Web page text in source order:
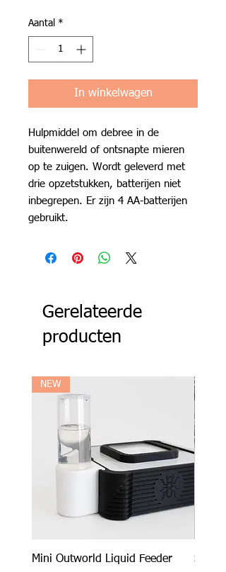
Aantal *
In winkelwagen
Hulpmiddel om debree in de
buitenwereld of ontsnapte mieren
op te zuigen. Wordt geleverd met
drie opzetstukken, batterijen niet
inbegrepen. Er zijn 4 AA-batterijen
gebruikt.
Gerelateerde
producten
NEW
Mini Outworld Liquid Feeder